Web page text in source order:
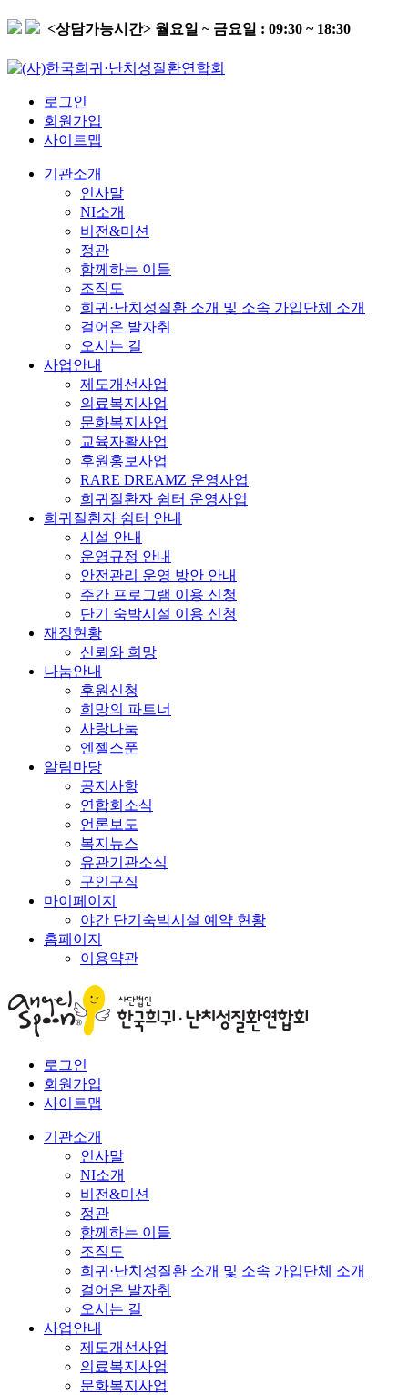
<상담가능시간> 월요일 ~ 금요일 : 09:30 ~ 18:30
로그인
회원가입
사이트맵
기관소개
인사말
NI소개
비전&미션
정관
함께하는 이들
조직도
희귀·난치성질환 소개 및 소속 가입단체 소개
걸어온 발자취
오시는 길
사업안내
제도개선사업
의료복지사업
문화복지사업
교육자활사업
후원홍보사업
RARE DREAMZ 운영사업
희귀질환자 쉼터 운영사업
희귀질환자 쉼터 안내
시설 안내
운영규정 안내
안전관리 운영 방안 안내
주간 프로그램 이용 신청
단기 숙박시설 이용 신청
재정현황
신뢰와 희망
나눔안내
후원신청
희망의 파트너
사랑나눔
엔젤스푼
알림마당
공지사항
연합회소식
언론보도
복지뉴스
유관기관소식
구인구직
마이페이지
야간 단기숙박시설 예약 현황
홈페이지
이용약관
로그인
회원가입
사이트맵
기관소개
인사말
NI소개
비전&미션
정관
함께하는 이들
조직도
희귀·난치성질환 소개 및 소속 가입단체 소개
걸어온 발자취
오시는 길
사업안내
제도개선사업
의료복지사업
문화복지사업